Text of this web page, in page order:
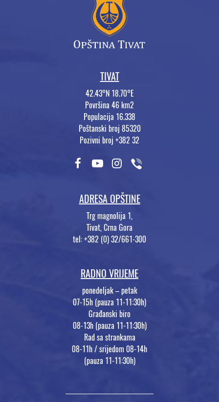
TIVAT
42.43°N 18.70°E
Površina 46 km2
Populacija 16.338
Poštanski broj 85320
Pozivni broj +382 32
ADRESA OPŠTINE
Trg magnolija 1,
Tivat, Crna Gora
tel: +382 (0) 32/661-300
RADNO VRIJEME
ponedeljak – petak
07-15h (pauza 11-11:30h)
Građanski biro
08-13h (pauza 11-11:30h)
Rad sa strankama
08-11h / srijedom 08-14h
(pauza 11-11:30h)